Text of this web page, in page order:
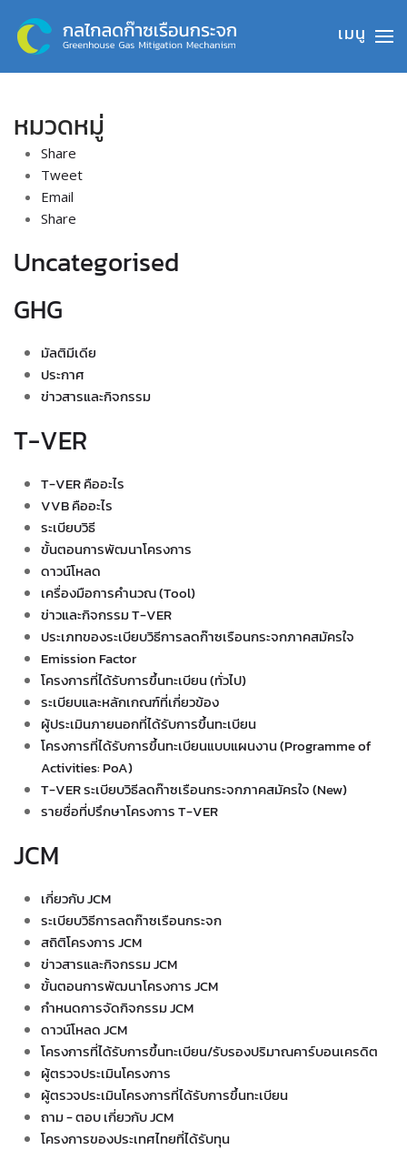
Skip to main content
หมวดหมู่
Share
Tweet
Email
Share
Uncategorised
GHG
มัลติมีเดีย
ประกาศ
ข่าวสารและกิจกรรม
T-VER
T-VER คืออะไร
VVB คืออะไร
ระเบียบวิธี
ขั้นตอนการพัฒนาโครงการ
ดาวน์โหลด
เครื่องมือการคำนวณ (Tool)
ข่าวและกิจกรรม T-VER
ประเภทของระเบียบวิธีการลดก๊าซเรือนกระจกภาคสมัครใจ
Emission Factor
โครงการที่ได้รับการขึ้นทะเบียน (ทั่วไป)
ระเบียบและหลักเกณฑ์ที่เกี่ยวข้อง
ผู้ประเมินภายนอกที่ได้รับการขึ้นทะเบียน
โครงการที่ได้รับการขึ้นทะเบียนแบบแผนงาน (Programme of
Activities: PoA)
T-VER ระเบียบวิธีลดก๊าซเรือนกระจกภาคสมัครใจ (New)
รายชื่อที่ปรึกษาโครงการ T-VER
JCM
เกี่ยวกับ JCM
ระเบียบวิธีการลดก๊าซเรือนกระจก
สถิติโครงการ JCM
ข่าวสารและกิจกรรม JCM
ขั้นตอนการพัฒนาโครงการ JCM
กำหนดการจัดกิจกรรม JCM
ดาวน์โหลด JCM
โครงการที่ได้รับการขึ้นทะเบียน/รับรองปริมาณคาร์บอนเครดิต
ผู้ตรวจประเมินโครงการ
ผู้ตรวจประเมินโครงการที่ได้รับการขึ้นทะเบียน
ถาม - ตอบ เกี่ยวกับ JCM
โครงการของประเทศไทยที่ได้รับทุน